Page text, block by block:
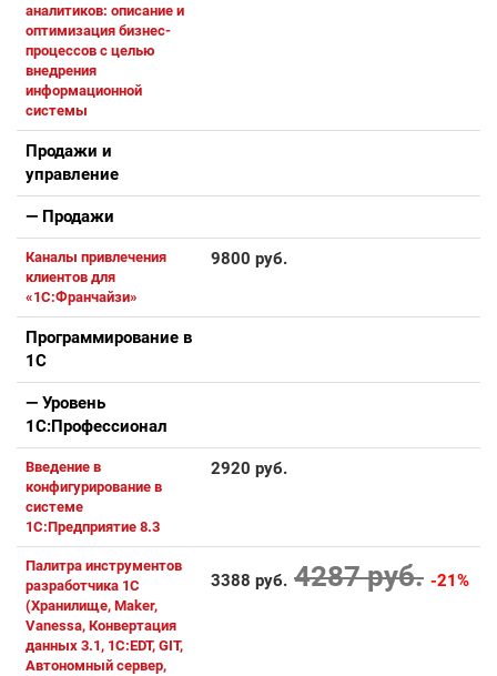
аналитиков: описание и
оптимизация бизнес-
процессов с целью
внедрения
информационной
системы
Продажи и
управление
— Продажи
Каналы привлечения
клиентов для
«1С:Франчайзи»
9800 руб.
Программирование в
1С
— Уровень
1С:Профессионал
Введение в
конфигурирование в
системе
1С:Предприятие 8.3
2920 руб.
Палитра инструментов
разработчика 1С
(Хранилище, Maker,
Vanessa, Конвертация
данных 3.1, 1C:EDT, GIT,
Автономный сервер,
3388 руб. 4287 руб. -21%